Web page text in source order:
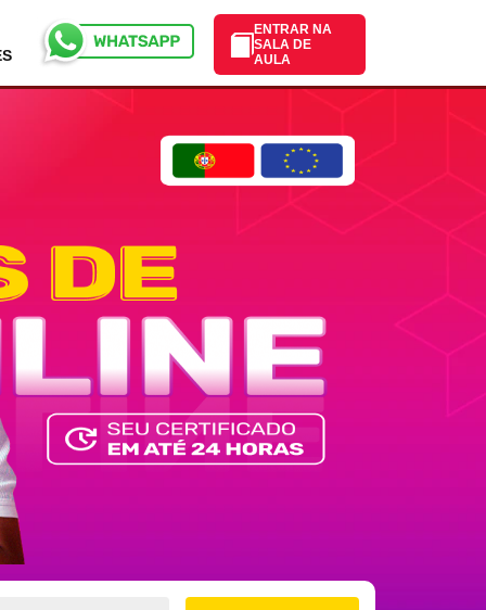
ENTRAR NA
SALA DE
AULA